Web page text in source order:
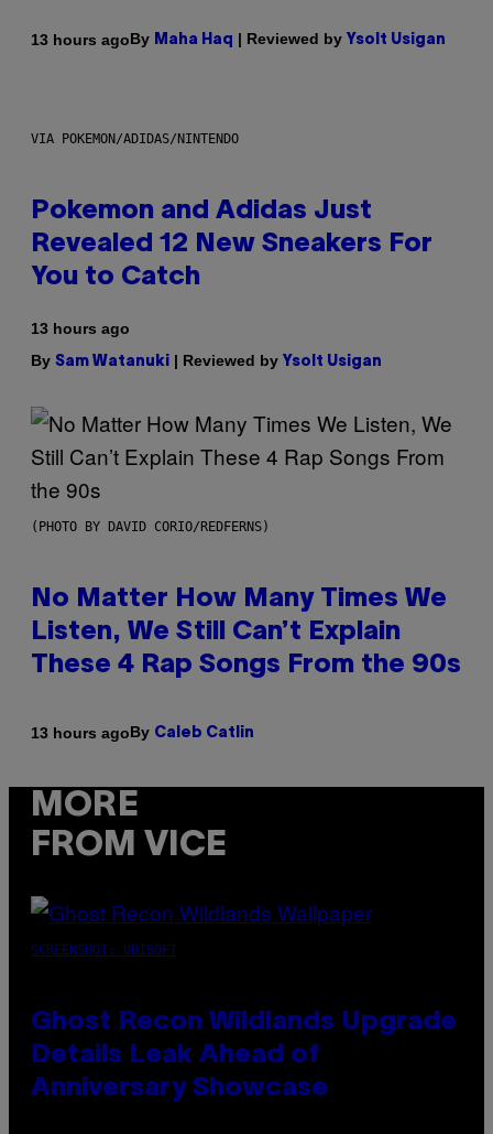
13 hours agoBy Maha Haq | Reviewed by Ysolt Usigan
VIA POKEMON/ADIDAS/NINTENDO
Pokemon and Adidas Just
Revealed 12 New Sneakers For
You to Catch
13 hours ago
By Sam Watanuki | Reviewed by Ysolt Usigan
(PHOTO BY DAVID CORIO/REDFERNS)
No Matter How Many Times We
Listen, We Still Can’t Explain
These 4 Rap Songs From the 90s
13 hours agoBy Caleb Catlin
MORE
FROM VICE
SCREENSHOT: UBISOFT
Ghost Recon Wildlands Upgrade
Details Leak Ahead of
Anniversary Showcase